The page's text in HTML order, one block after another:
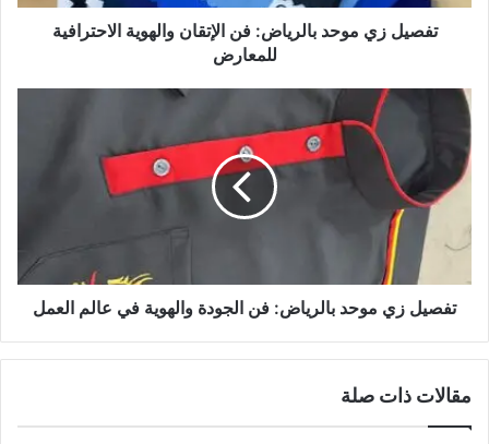
تفصيل زي موحد بالرياض: فن الإتقان والهوية الاحترافية
للمعارض
تفصيل زي موحد بالرياض: فن الجودة والهوية في عالم العمل
مقالات ذات صلة